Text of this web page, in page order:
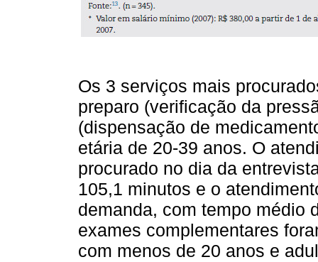
Os 3 serviços mais
preparo (verificação da
(dispensação de
etária de 20-39 anos. O
procurado no dia da
105,1 minutos e o
demanda, com tempo médio
exames complementares
com menos de 20 anos e